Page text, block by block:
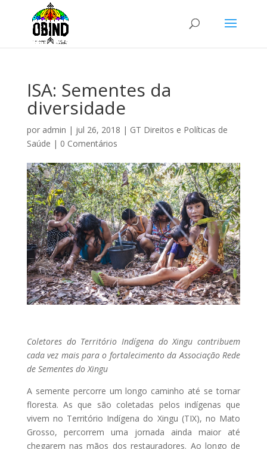
ISA: Sementes da
diversidade
por admin | jul 26, 2018 | GT Direitos e Políticas de
Saúde | 0 Comentários
Coletores do Território Indígena do Xingu contribuem
cada vez mais para o fortalecimento da Associação Rede
de Sementes do Xingu
A semente percorre um longo caminho até se tornar
floresta. As que são coletadas pelos indígenas que
vivem no Território Indígena do Xingu (TIX), no Mato
Grosso, percorrem uma jornada ainda maior até
chegarem nas mãos dos restauradores. Ao longo de